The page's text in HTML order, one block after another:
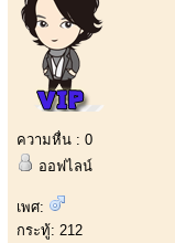
ความหื่น : 0
ออฟไลน์
เพศ:
กระทู้: 212